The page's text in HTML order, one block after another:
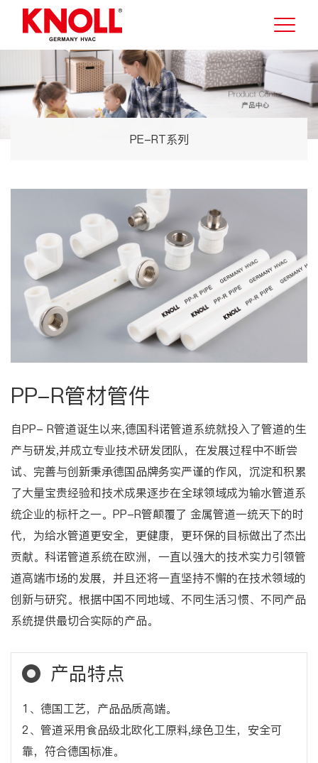
PE-RT系列
PP-R管材管件
自PP- R管道诞生以来,德国科诺管道系统就投入了管道的生
产与研发,并成立专业技术研发团队，在发展过程中不断尝
试、完善与创新秉承德国品牌务实严谨的作风，沉淀和积累
了大量宝贵经验和技术成果逐步在全球领域成为输水管道系
统企业的标杆之一。PP-R管颠覆了 金属管道一统天下的时
代，为给水管道更安全，更健康，更环保的目标做出了杰出
贡献。科诺管道系统在欧洲，一直以强大的技术实力引领管
道高端市场的发展，并且还将一直坚持不懈的在技术领域的
创新与研究。根据中国不同地域、不同生活习惯、不同产品
系统提供最切合实际的产品。
产品特点
1、德国工艺，产品品质高端。
2、管道采用食品级北欧化工原料,绿色卫生，安全可
靠，符合德国标准。